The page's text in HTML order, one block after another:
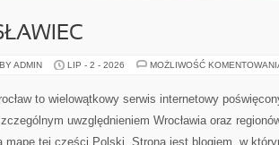
ADMIN LIP - 2 - 2026 MOŻLIWOŚĆ
to wielowątkowy serwis internetowy
uwzględnieniem Wrocławia oraz
mapę tej części Polski. Strona jest blogiem, w